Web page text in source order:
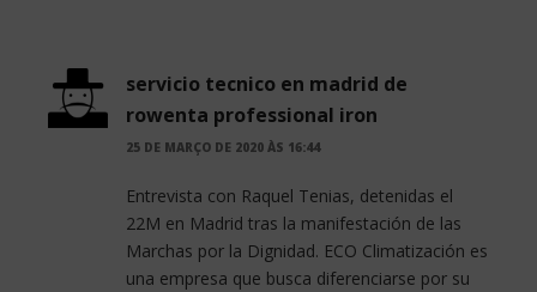
servicio tecnico en madrid de
rowenta professional iron
25 DE MARÇO DE 2020 ÀS 16:44
Entrevista con Raquel Tenias, detenidas el
22M en Madrid tras la manifestación de las
Marchas por la Dignidad. ECO Climatización es
una empresa que busca diferenciarse por su